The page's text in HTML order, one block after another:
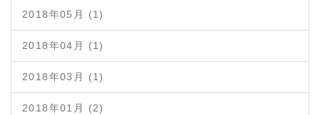
2018年05月 (1)
2018年04月 (1)
2018年03月 (1)
2018年01月 (2)